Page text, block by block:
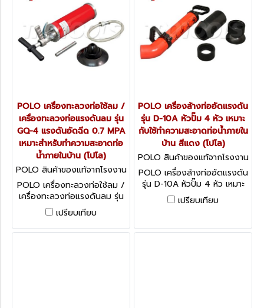
POLO เครื่องทะลวงท่อใช้ลม /
เครื่องทะลวงท่อแรงดันลม รุ่น
GQ-4 แรงดันอัดฉีด 0.7 MPA
เหมาะสำหรับทำความสะอาดท่อ
น้ำภายในบ้าน (โปโล)
POLO สินค้าของแท้จากโรงงาน
ผู้ผลิต GQ-4
POLO เครื่องทะลวงท่อใช้ลม /
เครื่องทะลวงท่อแรงดันลม รุ่น
GQ-4 แรงดันอัดฉีด 0.7 MPA
เหมาะสำหรับทำความสะอาดท่อ
น้ำภายในบ้าน (โปโล)
เปรียบเทียบ
POLO เครื่องล้างท่ออัดแรงดัน
รุ่น D-10A หัวปั๊ม 4 หัว เหมาะ
กับใช้ทำความสะอาดท่อน้ำภายใน
บ้าน สีแดง (โปโล)
POLO สินค้าของแท้จากโรงงาน
ผู้ผลิต D-10A
POLO เครื่องล้างท่ออัดแรงดัน
รุ่น D-10A หัวปั๊ม 4 หัว เหมาะ
กับใช้ทำความสะอาดท่อน้ำภายใน
บ้าน สีแดง (โปโล)
เปรียบเทียบ